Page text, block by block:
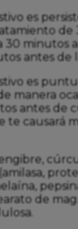
es
de
minutos
antes de
es
manera
antes de
te causará
de